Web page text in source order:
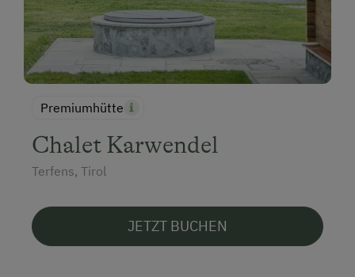
Premiumhütte
Chalet Karwendel
Terfens, Tirol
JETZT BUCHEN